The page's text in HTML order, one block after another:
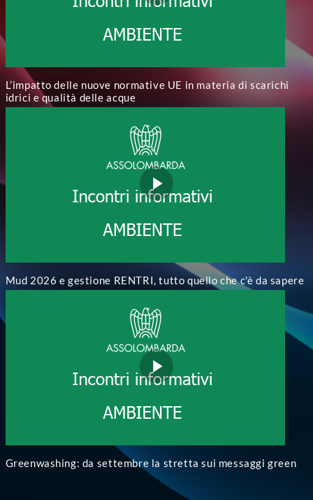
L’impatto delle nuove normative UE in materia di scarichi
idrici e qualità delle acque
Mud 2026 e gestione RENTRI, tutto quello che c'è da sapere
Greenwashing: da settembre la stretta sui messaggi green